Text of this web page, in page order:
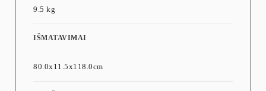
9.5 kg
IŠMATAVIMAI
80.0x11.5x118.0cm